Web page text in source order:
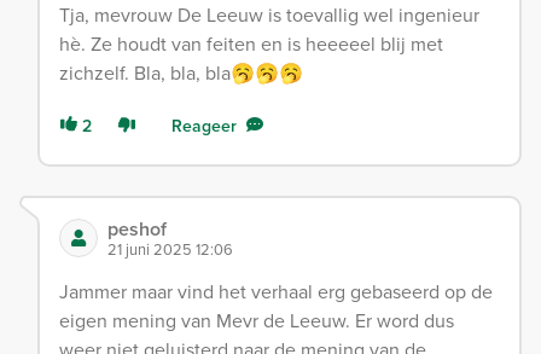
Tja, mevrouw De Leeuw is toevallig wel ingenieur
hè. Ze houdt van feiten en is heeeeel blij met
zichzelf. Bla, bla, bla🥱🥱🥱
2 Reageer
peshof
21 juni 2025 12:06
Jammer maar vind het verhaal erg gebaseerd op de
eigen mening van Mevr de Leeuw. Er word dus